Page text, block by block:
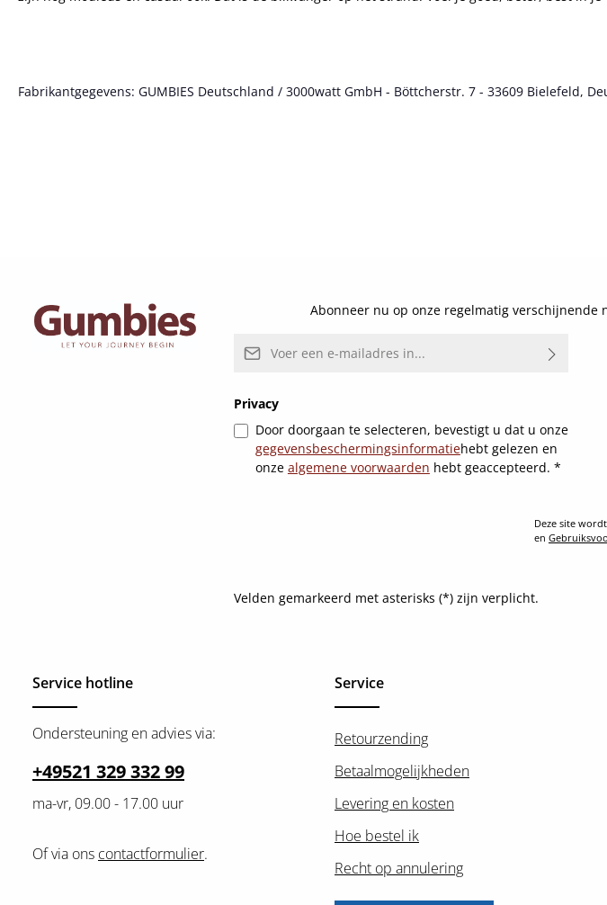
Fabrikantgegevens: GUMBIES Deutschland / 3000watt GmbH - Böttcherstr. 7 - 33609 Bielefeld,
Abonneer nu op onze regelmatig
E-mailadres*
Privacy
Door doorgaan te selecteren, bevestigt u dat u onze
gegevensbeschermingsinformatiehebt gelezen en
onze algemene voorwaarden hebt geaccepteerd. *
Deze site
en
Velden gemarkeerd met asterisks (*) zijn verplicht.
Service hotline
Ondersteuning en advies via:
+49521 329 332 99
ma-vr, 09.00 - 17.00 uur
Of via ons contactformulier.
Service
Retourzending
Betaalmogelijkheden
Levering en kosten
Hoe bestel ik
Recht op annulering